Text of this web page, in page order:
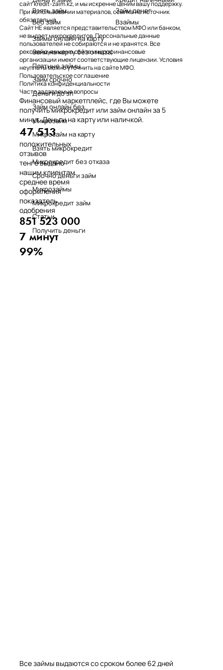
Взять займ
Веб займ
Займ денег
Взаймы
Займы онлайн на карту
Займ на карту без отказа
Платные займы
Займ срочно
Деньги до зп
Займ онлайн без
Микрозайм
Микрозайм на карту
Взять микрокредит
Микрокредит без отказа
Срочно деньги займ
Микрозаймы
Микрокредит займ
Статьи
Получить деньги
сайт kredit-zaim.kz, и мы искренне ценим вашу поддержку.
При использовании материалов, ссылка на источник
обязательна.
Сайт НЕ является представительством МФО или банком,
не выдает микрокредитов. Персональные данные
пользователей не собираются и не хранятся. Все
рекомендуемые на сайте микрофинансовые
организации имеют соответствующие лицензии. Условия
неуплаты можно уточнить на сайте МФО.
Пользовательское соглашение
Политика конфиденциальности
Часто задаваемые вопросы
Финансовый маркетплейс, где Вы можете
получить микрокредит или займ онлайн за 5
минут. Деньги на карту или наличкой.
47 513
положительных
отзывов
тенге выдано
нашим клиентам
среднее время
оформления
показатель
одобрения
851 523 000
7 минут
99%
Все займы выдаются со сроком более 62 дней